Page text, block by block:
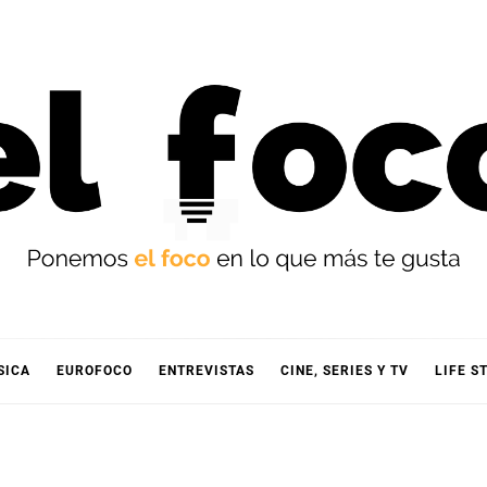
EUROFOCO ENTREVISTAS CINE, SERIES Y TV LIFE